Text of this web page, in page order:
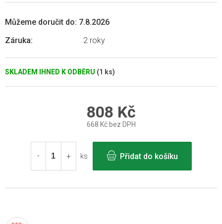
SKLADEM IHNED K ODBĚRU (1 ks)
Můžeme doručit do: 7.8.2026
Záruka: 2 roky
808 Kč
668 Kč bez DPH
cena:
ks
Přidat do košíku